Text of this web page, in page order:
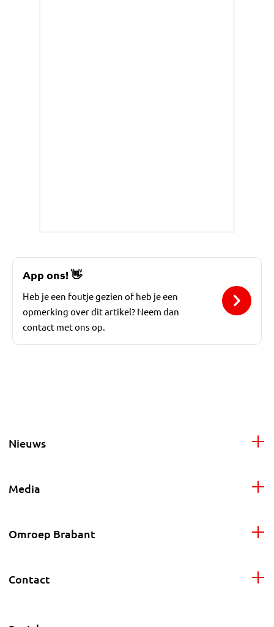
App ons! 👋
Heb je een foutje gezien of heb je een
opmerking over dit artikel? Neem dan
contact met ons op.
Nieuws
Media
Omroep Brabant
Contact